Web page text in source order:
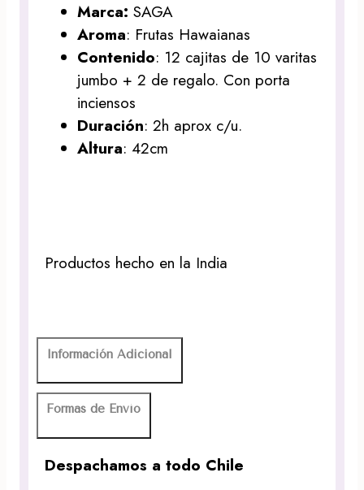
Marca: SAGA
Aroma: Frutas Hawaianas
Contenido: 12 cajitas de 10 varitas
jumbo + 2 de regalo. Con porta
inciensos
Duración: 2h aprox c/u.
Altura: 42cm
Productos hecho en la India
Información Adicional
Formas de Envío
Despachamos a todo Chile